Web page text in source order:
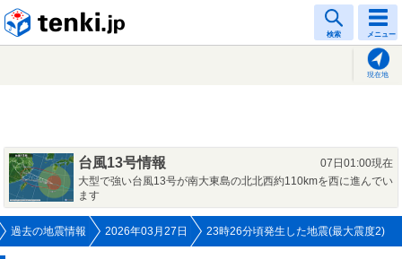
検索 メニュー
現在地
台風13号情報
07日01:00現在
大型で強い台風13号が南大東島の北北西約110kmを西に進んでい
ます
過去の地震情報 2026年03月27日 23時26分頃発生した地震(最大震度2)